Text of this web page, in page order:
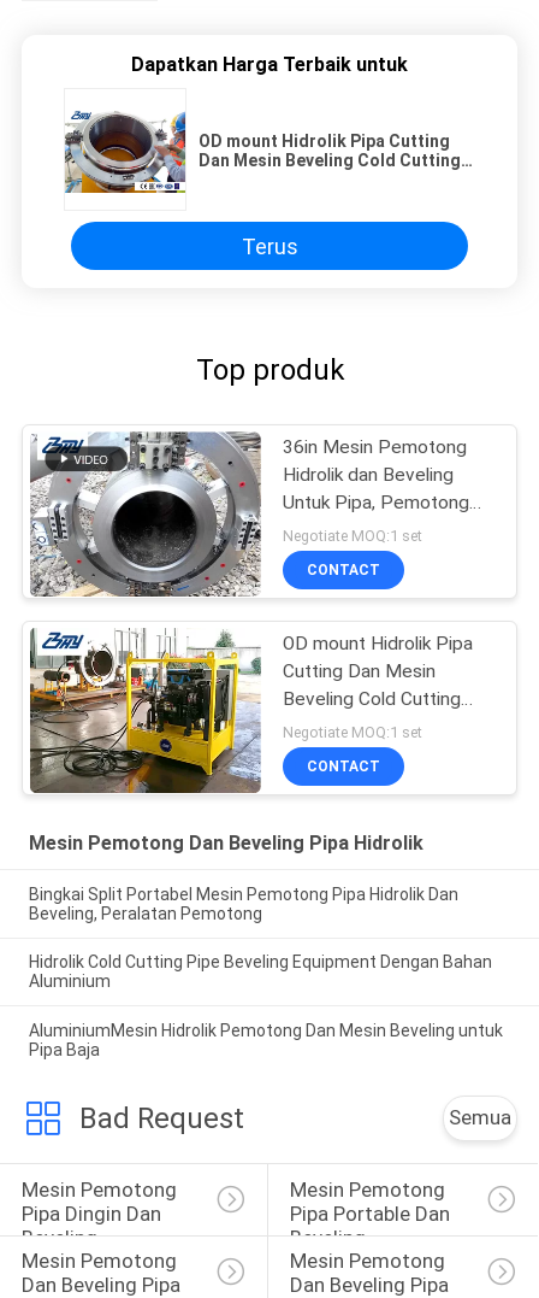
Dapatkan Harga Terbaik untuk
OD mount Hidrolik Pipa Cutting
Dan Mesin Beveling Cold Cutting
Terus
Top produk
36in Mesin Pemotong
Hidrolik dan Beveling
Untuk Pipa, Pemotong
dan Beveler Pipa 42in
Negotiate MOQ:1 set
CONTACT
OD mount Hidrolik Pipa
Cutting Dan Mesin
Beveling Cold Cutting
untuk perbaikan pipa
Minyak & Gas
Negotiate MOQ:1 set
CONTACT
Mesin Pemotong Dan Beveling Pipa Hidrolik
Bingkai Split Portabel Mesin Pemotong Pipa Hidrolik Dan
Beveling, Peralatan Pemotong
Hidrolik Cold Cutting Pipe Beveling Equipment Dengan Bahan
Aluminium
AluminiumMesin Hidrolik Pemotong Dan Mesin Beveling untuk
Pipa Baja
Bad Request Semua
Mesin Pemotong
Pipa Dingin Dan
Beveling
Mesin Pemotong
Pipa Portable Dan
Beveling
Mesin Pemotong
Dan Beveling Pipa
Mesin Pemotong
Dan Beveling Pipa